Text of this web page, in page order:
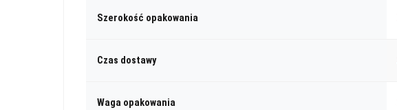
Szerokość opakowania
Czas dostawy
Waga opakowania